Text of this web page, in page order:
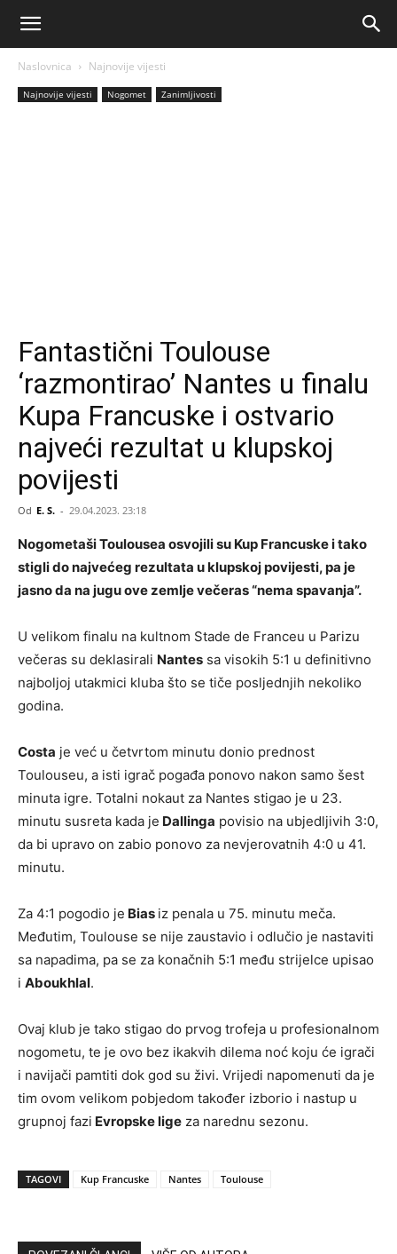
Naslovnica Najnovije vijesti
Najnovije vijesti Nogomet Zanimljivosti
Fantastični Toulouse
‘razmontirao’ Nantes u finalu
Kupa Francuske i ostvario
najveći rezultat u klupskoj
povijesti
Od E. S. - 29.04.2023. 23:18
Nogometaši Toulousea osvojili su Kup Francuske i tako
stigli do najvećeg rezultata u klupskoj povijesti, pa je
jasno da na jugu ove zemlje večeras “nema spavanja”.
U velikom finalu na kultnom Stade de Franceu u Parizu
večeras su deklasirali Nantes sa visokih 5:1 u definitivno
najboljoj utakmici kluba što se tiče posljednjih nekoliko
godina.
Costa je već u četvrtom minutu donio prednost
Toulouseu, a isti igrač pogađa ponovo nakon samo šest
minuta igre. Totalni nokaut za Nantes stigao je u 23.
minutu susreta kada je Dallinga povisio na ubjedljivih 3:0,
da bi upravo on zabio ponovo za nevjerovatnih 4:0 u 41.
minutu.
Za 4:1 pogodio je Bias iz penala u 75. minutu meča.
Međutim, Toulouse se nije zaustavio i odlučio je nastaviti
sa napadima, pa se za konačnih 5:1 među strijelce upisao
i Aboukhlal.
Ovaj klub je tako stigao do prvog trofeja u profesionalnom
nogometu, te je ovo bez ikakvih dilema noć koju će igrači
i navijači pamtiti dok god su živi. Vrijedi napomenuti da je
tim ovom velikom pobjedom također izborio i nastup u
grupnoj fazi Evropske lige za narednu sezonu.
TAGOVI Kup Francuske Nantes Toulouse